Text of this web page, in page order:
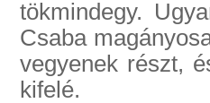
tökmindegy.
Csaba
vegyenek részt,
kifelé.